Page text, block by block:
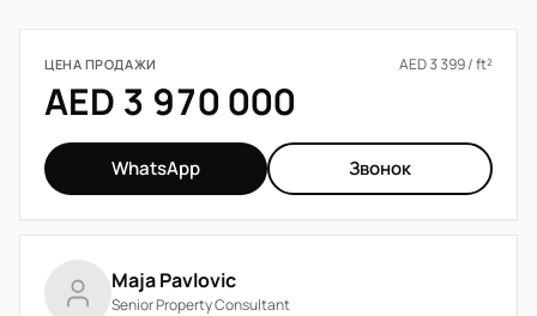
ЦЕНА ПРОДАЖИ AED 3 399 / ft²
AED 3 970 000
WhatsApp Звонок
Maja Pavlovic
Senior Property Consultant